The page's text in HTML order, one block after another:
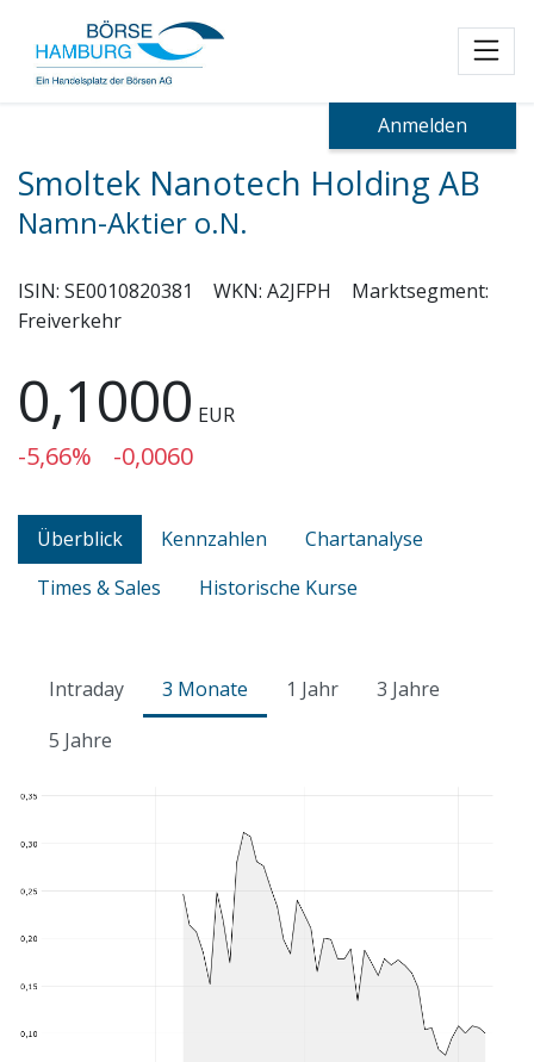
Anmelden
Smoltek Nanotech Holding AB
Namn-Aktier o.N.
ISIN: SE0010820381 WKN: A2JFPH
Marktsegment:
Freiverkehr
0,1000 EUR
-5,66% -0,0060
Überblick Kennzahlen
Chartanalyse
Times & Sales
Historische Kurse
Intraday 3 Monate 1 Jahr
3 Jahre
5 Jahre